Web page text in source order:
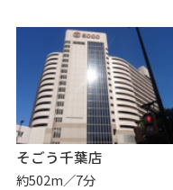
そごう千葉店
約502m／7分